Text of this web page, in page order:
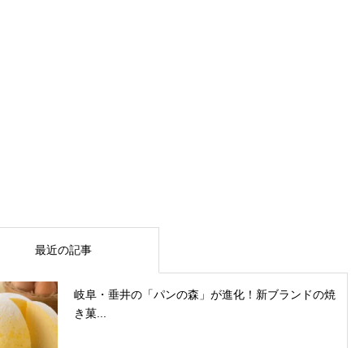
最近の記事
岐阜・垂井の「パンの森」が進化！新ブランドの焼
き菓...